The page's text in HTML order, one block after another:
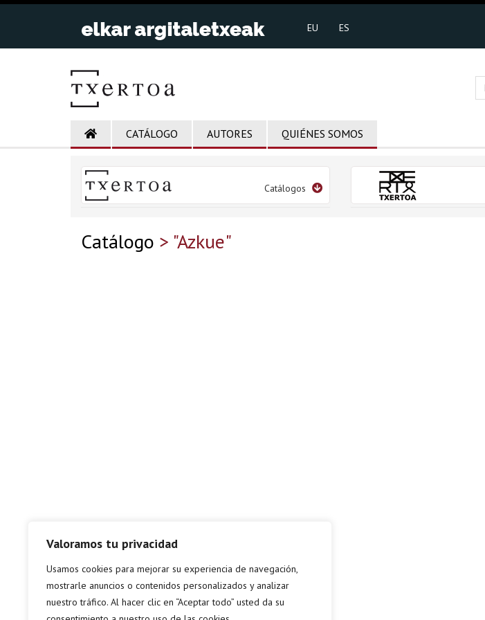
Valoramos tu privacidad
Usamos cookies para mejorar su experiencia de navegación,
mostrarle anuncios o contenidos personalizados y analizar
nuestro tráfico. Al hacer clic en “Aceptar todo” usted da su
EU ES
CATÁLOGO AUTORES QUIÉNES SOMOS
Catálogos
Catálogo > "Azkue"